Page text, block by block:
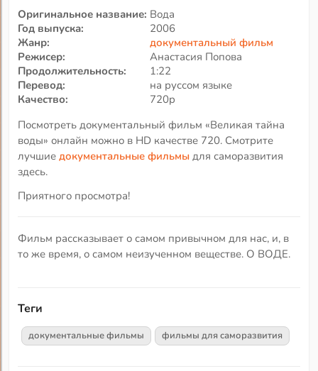
Оригинальное название: Вода
Год выпуска:
2006
Жанр:
документальный фильм
Режисер:
Анастасия Попова
Продолжительность:
1:22
Перевод:
на руссом языке
Качество:
720p
Посмотреть документальный фильм «Великая тайна
воды» онлайн можно в HD качестве 720. Смотрите
лучшиедокументальные фильмы для саморазвития
здесь.
Приятного просмотра!
Фильм рассказывает о самом привычном для нас, и, в
то же время, о самом неизученном веществе. О ВОДЕ.
Теги
документальные фильмы фильмы для саморазвития